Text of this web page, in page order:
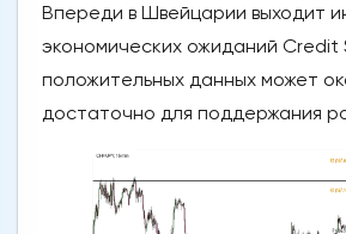
Впереди в Швейцарии выходит
экономических ожиданий Credit
положительных данных может
достаточно для поддержания